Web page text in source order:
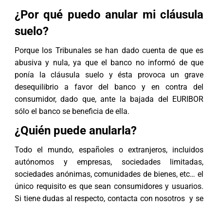
¿Por qué puedo anular mi cláusula
suelo?
Porque los Tribunales se han dado cuenta de que es
abusiva y nula, ya que el banco no informó de que
ponía la cláusula suelo y ésta provoca un grave
desequilibrio a favor del banco y en contra del
consumidor, dado que, ante la bajada del EURIBOR
sólo el banco se beneficia de ella.
¿Quién puede anularla?
Todo el mundo, españoles o extranjeros, incluidos
autónomos y empresas, sociedades limitadas,
sociedades anónimas, comunidades de bienes, etc… el
único requisito es que sean consumidores y usuarios.
Si tiene dudas al respecto, contacta con nosotros y se